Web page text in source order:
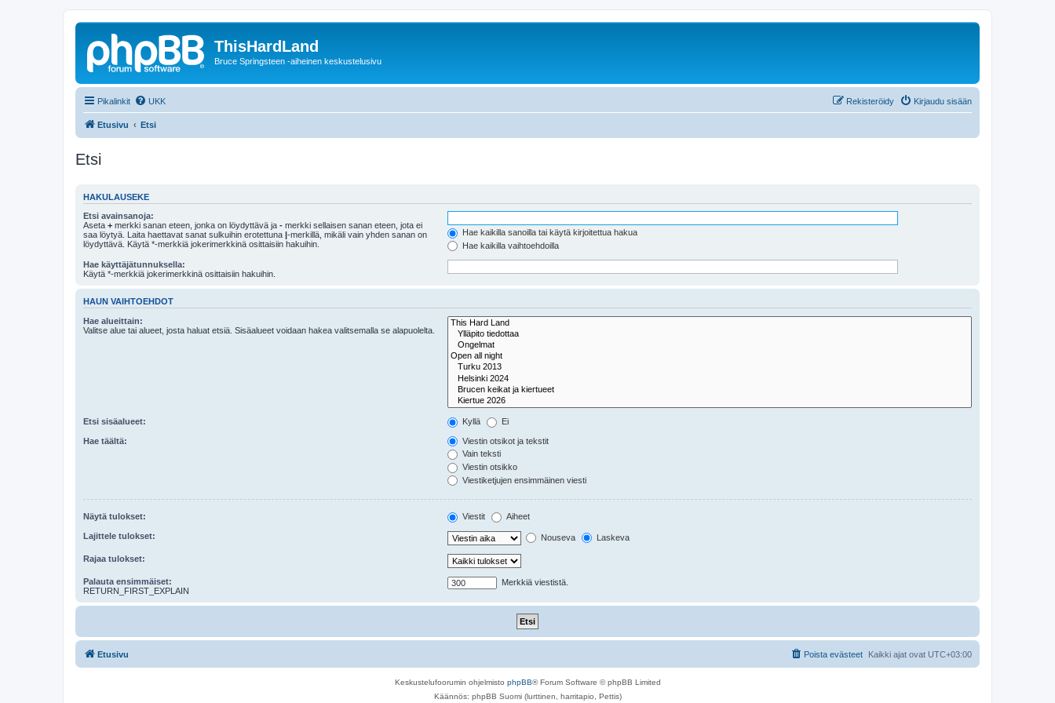
ThisHardLand
Bruce Springsteen -aiheinen keskustelusivu
Pikalinkit UKK Kirjaudu sisään
Rekisteröidy
Etusivu Etsi
Etsi
HAKULAUSEKE
Etsi avainsanoja:
Aseta + merkki sanan eteen, jonka on löydyttävä ja - merkki sellaisen sanan eteen, jota ei
saa löytyä. Laita haettavat sanat sulkuihin erotettuna |-merkillä, mikäli vain yhden sanan on
löydyttävä. Käytä *-merkkiä jokerimerkkinä osittaisiin hakuihin.
Hae kaikilla sanoilla tai käytä kirjoitettua hakua
Hae kaikilla vaihtoehdoilla
Hae käyttäjätunnuksella:
Käytä *-merkkiä jokerimerkkinä osittaisiin hakuihin.
HAUN VAIHTOEHDOT
Hae alueittain:
Valitse alue tai alueet, josta haluat etsiä. Sisäalueet voidaan hakea valitsemalla se alapuolelta.
Etsi sisäalueet: Kyllä Ei
Hae täältä:
Viestin otsikot ja tekstit
Vain teksti
Viestin otsikko
Viestiketjujen ensimmäinen viesti
Näytä tulokset: Viestit Aiheet
Lajittele tulokset: Nouseva Laskeva
Rajaa tulokset:
Palauta ensimmäiset:
RETURN_FIRST_EXPLAIN
Merkkiä viestistä.
Etusivu Kaikki ajat ovat UTC+03:00
Poista evästeet
Keskustelufoorumin ohjelmisto phpBB® Forum Software © phpBB Limited
Käännös: phpBB Suomi (lurttinen, harritapio, Pettis)